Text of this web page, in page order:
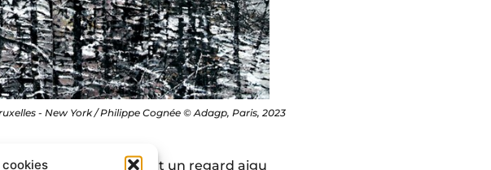
- New York / Philippe Cognée © Adagp, Paris, 2023
inédites portant un regard aigu